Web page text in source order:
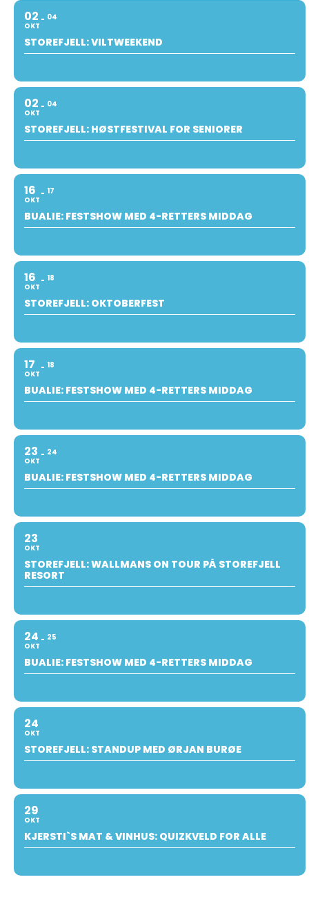
02
OKT
04
STOREFJELL: VILTWEEKEND
02
OKT
04
STOREFJELL: HØSTFESTIVAL FOR SENIORER
16
OKT
17
BUALIE: FESTSHOW MED 4-RETTERS MIDDAG
16
OKT
18
STOREFJELL: OKTOBERFEST
17
OKT
18
BUALIE: FESTSHOW MED 4-RETTERS MIDDAG
23
OKT
24
BUALIE: FESTSHOW MED 4-RETTERS MIDDAG
23
OKT
STOREFJELL: WALLMANS ON TOUR PÅ STOREFJELL
RESORT
24
OKT
25
BUALIE: FESTSHOW MED 4-RETTERS MIDDAG
24
OKT
STOREFJELL: STANDUP MED ØRJAN BURØE
29
OKT
KJERSTI`S MAT & VINHUS: QUIZKVELD FOR ALLE